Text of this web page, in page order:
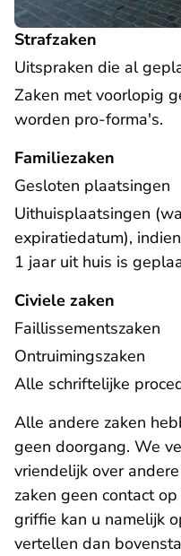
Strafzaken
Uitspraken die al
Zaken met voorlopig
worden pro-forma's.
Familiezaken
Gesloten plaatsingen
Uithuisplaatsingen
expiratiedatum),
1 jaar uit huis is
Civiele zaken
Faillissementszaken
Ontruimingszaken
Alle schriftelijke
Alle andere zaken
geen doorgang. We
vriendelijk over
zaken geen contact
griffie kan u namelijk
vertellen dan